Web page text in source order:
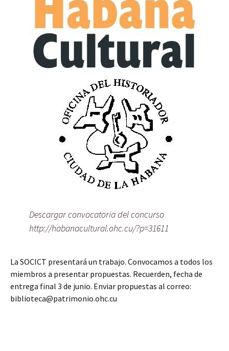
Descargar convocatoria del concurso
http://habanacultural.ohc.cu/?p=31611
La SOCICT presentará un trabajo. Convocamos a todos los
miembros a presentar propuestas. Recuerden, fecha de
entrega final 3 de junio. Enviar propuestas al correo:
biblioteca@patrimonio.ohc.cu